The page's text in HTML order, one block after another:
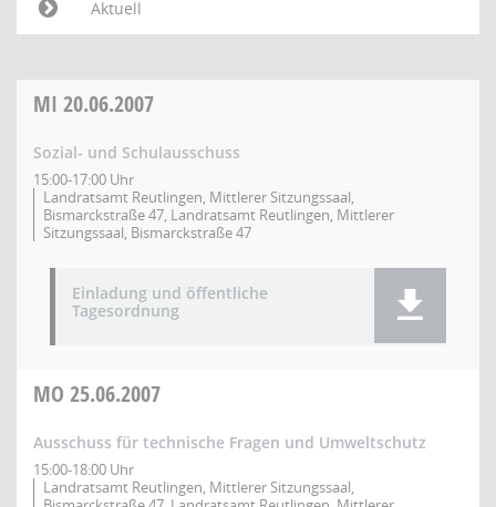
Aktuell
MI 20.06.2007
Sozial- und Schulausschuss
15:00-17:00 Uhr
Landratsamt Reutlingen, Mittlerer Sitzungssaal,
Bismarckstraße 47, Landratsamt Reutlingen, Mittlerer
Sitzungssaal, Bismarckstraße 47
Einladung und öffentliche
Tagesordnung
MO 25.06.2007
Ausschuss für technische Fragen und Umweltschutz
15:00-18:00 Uhr
Landratsamt Reutlingen, Mittlerer Sitzungssaal,